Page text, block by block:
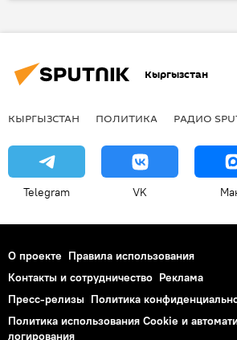
Кыргызстан
КЫРГЫЗСТАН ПОЛИТИКА РАДИО
Telegram VK
О проекте Правила использования
Контакты и сотрудничество Реклама
Пресс-релизы Политика
Политика использования Cookie и
логирования